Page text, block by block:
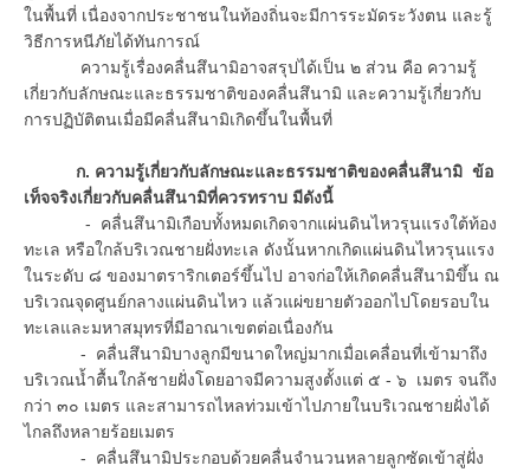
ในพื้นที่ เนื่องจากประชาชนในท้องถิ่นจะมีการระมัดระวังตน และรู้
วิธีการหนีภัยได้ทันการณ์
ความรู้เรื่องคลื่นสึนามิอาจสรุปได้เป็น ๒ ส่วน คือ ความรู้
เกี่ยวกับลักษณะและธรรมชาติของคลื่นสึนามิ และความรู้เกี่ยวกับ
การปฏิบัติตนเมื่อมีคลื่นสึนามิเกิดขึ้นในพื้นที่
ก. ความรู้เกี่ยวกับลักษณะและธรรมชาติของคลื่นสึนามิ ข้อ
เท็จจริงเกี่ยวกับคลื่นสึนามิที่ควรทราบ มีดังนี้
- คลื่นสึนามิเกือบทั้งหมดเกิดจากแผ่นดินไหวรุนแรงใต้ท้อง
ทะเล หรือใกล้บริเวณชายฝั่งทะเล ดังนั้นหากเกิดแผ่นดินไหวรุนแรง
ในระดับ ๘ ของมาตราริกเตอร์ขึ้นไป อาจก่อให้เกิดคลื่นสึนามิขึ้น ณ
บริเวณจุดศูนย์กลางแผ่นดินไหว แล้วแผ่ขยายตัวออกไปโดยรอบใน
ทะเลและมหาสมุทรที่มีอาณาเขตต่อเนื่องกัน
- คลื่นสึนามิบางลูกมีขนาดใหญ่มากเมื่อเคลื่อนที่เข้ามาถึง
บริเวณน้ำตื้นใกล้ชายฝั่งโดยอาจมีความสูงตั้งแต่ ๕ - ๖ เมตร จนถึง
กว่า ๓๐ เมตร และสามารถไหลท่วมเข้าไปภายในบริเวณชายฝั่งได้
ไกลถึงหลายร้อยเมตร
- คลื่นสึนามิประกอบด้วยคลื่นจำนวนหลายลูกซัดเข้าสู่ฝั่ง